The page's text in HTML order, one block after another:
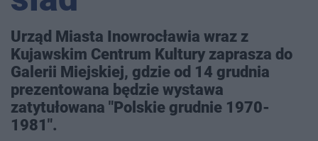
Urząd Miasta Inowrocławia wraz z
Kujawskim Centrum Kultury zaprasza do
Galerii Miejskiej, gdzie od 14 grudnia
prezentowana będzie wystawa
zatytułowana "Polskie grudnie 1970-
1981".